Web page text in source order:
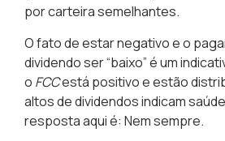
por carteira semelhantes.
O fato de estar negativo e o
dividendo ser “baixo” é um
o FCCestá positivo e estão
altos de dividendos indicam
resposta aqui é: Nem sempre.